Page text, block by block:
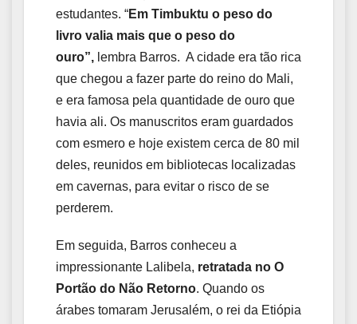
estudantes. “Em Timbuktu o peso do
livro valia mais que o peso do
ouro”, lembra Barros. A cidade era tão rica
que chegou a fazer parte do reino do Mali,
e era famosa pela quantidade de ouro que
havia ali. Os manuscritos eram guardados
com esmero e hoje existem cerca de 80 mil
deles, reunidos em bibliotecas localizadas
em cavernas, para evitar o risco de se
perderem.
Em seguida, Barros conheceu a
impressionante Lalibela, retratada no O
Portão do Não Retorno. Quando os
árabes tomaram Jerusalém, o rei da Etiópia